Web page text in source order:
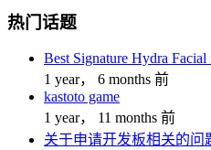
热门话题
Best Signature Hydra
1 year， 6 months 前
kastoto game
1 year， 11 months 前
关于申请开发板相关的问